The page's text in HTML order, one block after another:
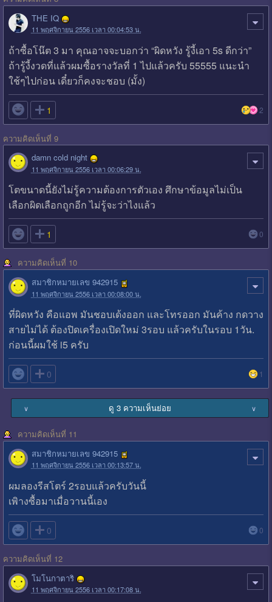
THE IQ
11 พฤศจิกายน 2556 เวลา 00:04:53 น.
ถ้าซื้อโน๊ต 3 มา คุณอาจจะบอกว่า “ผิดหวัง รู้งี้เอา 5s ดีกว่า”
ถ้ารู้งี้งวดที่แล้วผมซื้อรางวัลที่ 1 ไปแล้วครับ 55555 แนะนำ
ใช้ๆไปก่อน เดี๋ยวก็คงจะชอบ (มั้ง)
 1 2
ความคิดเห็นที่ 9
damn cold night
11 พฤศจิกายน 2556 เวลา 00:06:29 น.
โตขนาดนี้ยังไม่รู้ความต้องการตัวเอง ศึกษาข้อมูลไม่เป็น
เลือกผิดเลือกถูกอีก ไม่รู้จะว่าไงแล้ว
 1 0
ความคิดเห็นที่ 10
สมาชิกหมายเลข 942915
11 พฤศจิกายน 2556 เวลา 00:08:00 น.
ที่ผิดหวัง คือแอพ มันชอบเด้งออก และโทรออก มันค้าง กดวาง
สายไม่ได้ ต้องปิดเครื่องเปิดใหม่ 3รอบ แล้วครับในรอบ 1วัน.
ก่อนนี้ผมใช้ i5 ครับ
 0 1
∨ ดู 3 ความเห็นย่อย ∨
ความคิดเห็นที่ 11
สมาชิกหมายเลข 942915
11 พฤศจิกายน 2556 เวลา 00:13:57 น.
ผมลองรีสโตร์ 2รอบแล้วครับวันนี้
เพิางซื้อมาเมื่อวานนี้เอง
 0 0
ความคิดเห็นที่ 12
โมโนกาตาริ
11 พฤศจิกายน 2556 เวลา 00:17:08 น.